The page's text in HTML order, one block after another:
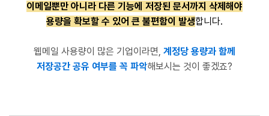
이메일뿐만 아니라 다른 기능에 저장된 문서까지 삭제해야
용량을 확보할 수 있어 큰 불편함이 발생합니다.
웹메일 사용량이 많은 기업이라면, 계정당 용량과 함께
저장공간 공유 여부를 꼭 파악해보시는 것이 좋겠죠?